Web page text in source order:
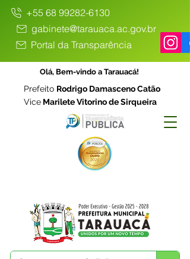
+55 68 99282-6130
gabinete@tarauaca.ac.gov.br
Portal da Transparência
Olá, Bem-vindo a Tarauacá!
Prefeito Rodrigo Damasceno Catão
Vice Marilete Vitorino de Sirqueira